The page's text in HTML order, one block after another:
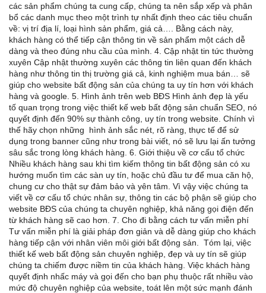
các sản phẩm chúng ta cung cấp, chúng ta nên sắp xếp và phân
bổ các danh mục theo một trình tự nhất định theo các tiêu chuẩn
về: vị trí địa lí, loại hình sản phẩm, giá cả…. Bằng cách này,
khách hàng có thể tiếp cận thông tin về sản phẩm một cách dễ
dàng và theo đúng nhu cầu của mình. 4. Cập nhật tin tức thường
xuyên Cập nhật thường xuyên các thông tin liên quan đến khách
hàng như thông tin thị trường giá cả, kinh nghiệm mua bán… sẽ
giúp cho website bất động sản của chúng ta uy tín hơn với khách
hàng và google. 5. Hình ảnh trên web BĐS Hình ảnh đẹp là yếu
tố quan trọng trong việc thiết kế web bất động sản chuẩn SEO, nó
quyết định đến 90% sự thành công, uy tín trong website. Chính vì
thế hãy chọn những hình ảnh sắc nét, rõ ràng, thực tế để sử
dụng trong banner cũng như trong bài viết, nó sẽ lưu lại ấn tưởng
sâu sắc trong lòng khách hàng. 6. Giới thiệu về cơ cấu tổ chức
Nhiều khách hàng sau khi tìm kiếm thông tin bất động sản có xu
hướng muốn tìm các sàn uy tín, hoặc chủ đầu tư để mua căn hộ,
chung cư cho thật sự đảm bảo và yên tâm. Vì vậy việc chúng ta
viết về cơ cấu tổ chức nhân sự, thông tin các bộ phận sẽ giúp cho
website BĐS của chúng ta chuyên nghiệp, khả năng gọi điện đến
từ khách hàng sẽ cao hơn. 7. Cho đi bằng cách tư vấn miễn phí
Tư vấn miễn phí là giải pháp đơn giản và dễ dàng giúp cho khách
hàng tiếp cận với nhân viên môi giới bất động sản. Tóm lại, việc
thiết kế web bất động sản chuyên nghiệp, đẹp và uy tín sẽ giúp
chúng ta chiếm được niềm tin của khách hàng. Việc khách hàng
quyết định nhấc máy và gọi đến cho bạn phụ thuộc rất nhiều vào
mức độ chuyên nghiệp của website, toát lên một sức mạnh đánh